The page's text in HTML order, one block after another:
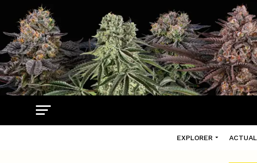
EXPLORER